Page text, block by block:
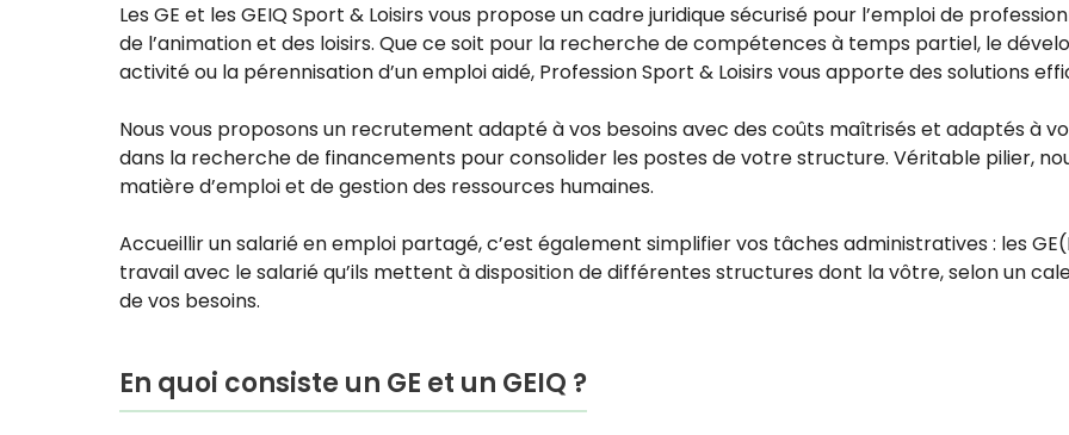
Les GE et les GEIQ Sport & Loisirs vous propose un cadre juridique sécurisé pour l’emploi de
de l’animation et des loisirs. Que ce soit pour la recherche de compétences à temps partiel, le
activité ou la pérennisation d’un emploi aidé, Profession Sport & Loisirs vous apporte des solutions
Nous vous proposons un recrutement adapté à vos besoins avec des coûts maîtrisés et adaptés à
dans la recherche de financements pour consolider les postes de votre structure. Véritable pilier,
matière d’emploi et de gestion des ressources humaines.
Accueillir un salarié en emploi partagé, c’est également simplifier vos tâches administratives : les
travail avec le salarié qu’ils mettent à disposition de différentes structures dont la vôtre, selon un
de vos besoins.
En quoi consiste un GE et un GEIQ ?